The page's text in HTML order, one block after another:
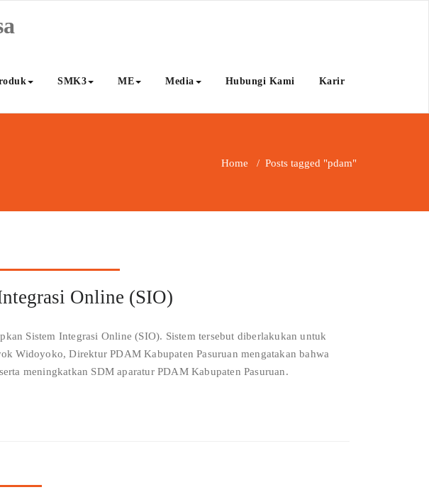
SMK3 ME Media Hubungi Kami Karir
Home / Posts tagged "pdam"
Online (SIO)
Sistem Integrasi Online (SIO). Sistem tersebut diberlakukan untuk
Widoyoko, Direktur PDAM Kabupaten Pasuruan mengatakan bahwa
meningkatkan SDM aparatur PDAM Kabupaten Pasuruan.